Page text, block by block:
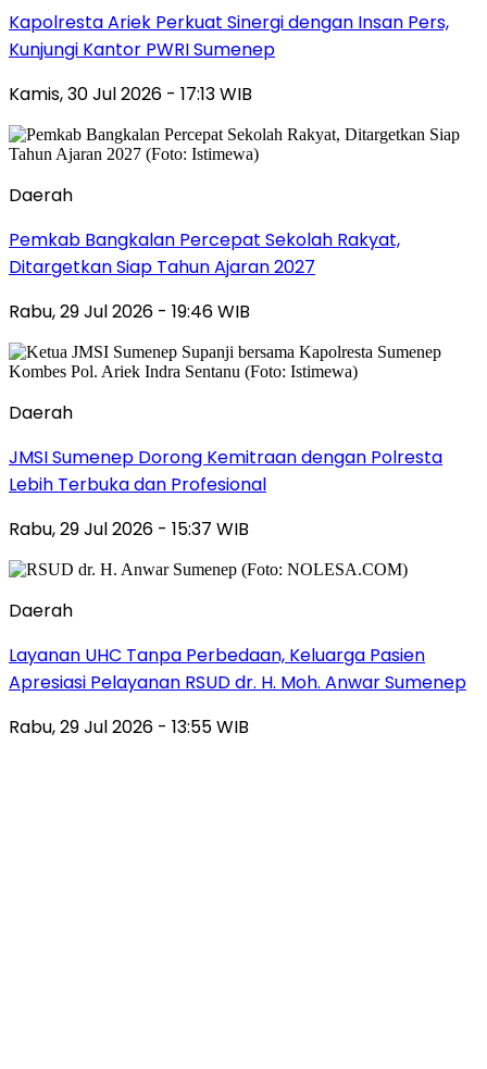
Kapolresta Ariek Perkuat Sinergi dengan Insan Pers,
Kunjungi Kantor PWRI Sumenep
Kamis, 30 Jul 2026 - 17:13 WIB
Daerah
Pemkab Bangkalan Percepat Sekolah Rakyat,
Ditargetkan Siap Tahun Ajaran 2027
Rabu, 29 Jul 2026 - 19:46 WIB
Daerah
JMSI Sumenep Dorong Kemitraan dengan Polresta
Lebih Terbuka dan Profesional
Rabu, 29 Jul 2026 - 15:37 WIB
Daerah
Layanan UHC Tanpa Perbedaan, Keluarga Pasien
Apresiasi Pelayanan RSUD dr. H. Moh. Anwar Sumenep
Rabu, 29 Jul 2026 - 13:55 WIB